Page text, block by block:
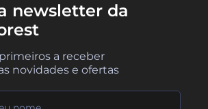
newsletter da
a receber
novidades e ofertas